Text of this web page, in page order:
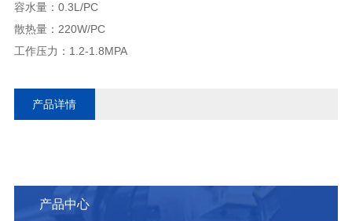
容水量：0.3L/PC
散热量：220W/PC
工作压力：1.2-1.8MPA
产品详情
产品中心